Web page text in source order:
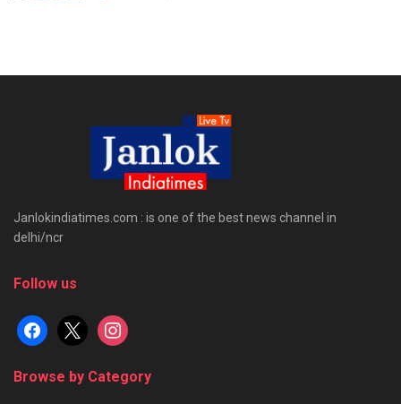
Janlokindiatimes.com : is one of the best news channel in
delhi/ncr
Follow us
facebook
x instagram
Browse by Category